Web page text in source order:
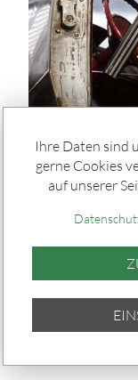
TV-Tipp:
TV-Premiere
„Furiosa: A Mad
12.07.2026,
Überleben im
Ihre Daten sind
gerne Cookies
auf unserer